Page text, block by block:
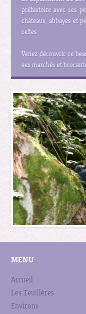
préhistoire avec ses
châteaux, abbayes et
celtes.
Venez découvrir ce
ses marchés et
MENU
Accueil
Les Teuillères
Environs